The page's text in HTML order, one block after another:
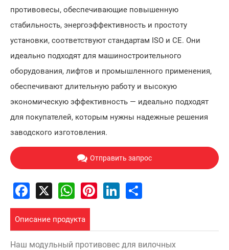
противовесы, обеспечивающие повышенную
стабильность, энергоэффективность и простоту
установки, соответствуют стандартам ISO и CE. Они
идеально подходят для машиностроительного
оборудования, лифтов и промышленного применения,
обеспечивают длительную работу и высокую
экономическую эффективность — идеально подходят
для покупателей, которым нужны надежные решения
заводского изготовления.
Отправить запрос
Facebook
X WhatsAppPinterestLinkedInShare
Описание продукта
Наш модульный противовес для вилочных